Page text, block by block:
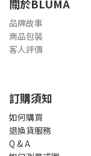
關於BLUMA
品牌故事
商品包裝
客人評價
訂購須知
如何購買
退換貨服務
Q & A